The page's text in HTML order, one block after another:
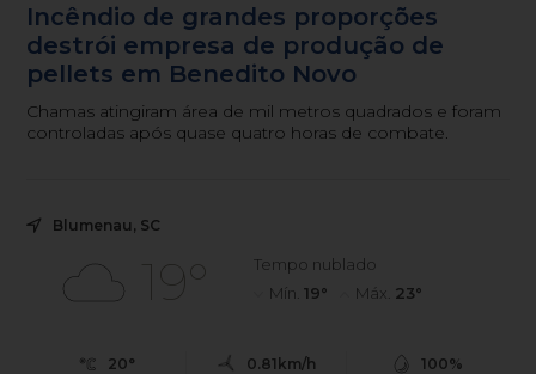
Incêndio de grandes proporções
destrói empresa de produção de
pellets em Benedito Novo
Chamas atingiram área de mil metros quadrados e foram
controladas após quase quatro horas de combate.
Blumenau, SC
19°
Tempo nublado
Mín. 19° Máx. 23°
20° 0.81km/h 100%